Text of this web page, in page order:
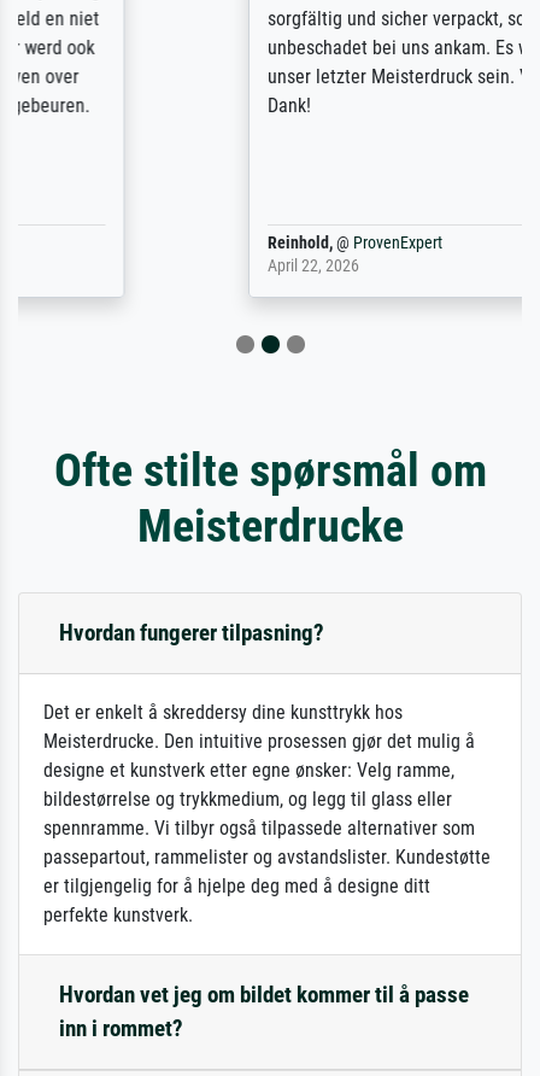
sorgfältig und sicher verpackt, so dass es
unbeschadet bei uns ankam. Es wird nicht
unser letzter Meisterdruck sein. Vielen
ProvenExpert
Ofte stilte spørsmål om
Meisterdrucke
Hvordan fungerer tilpasning?
Det er enkelt å skreddersy dine kunsttrykk hos
Meisterdrucke. Den intuitive prosessen gjør det mulig å
designe et kunstverk etter egne ønsker: Velg ramme,
bildestørrelse og trykkmedium, og legg til glass eller
spennramme. Vi tilbyr også tilpassede alternativer som
passepartout, rammelister og avstandslister. Kundestøtte
er tilgjengelig for å hjelpe deg med å designe ditt
perfekte kunstverk.
Hvordan vet jeg om bildet kommer til å passe
inn i rommet?